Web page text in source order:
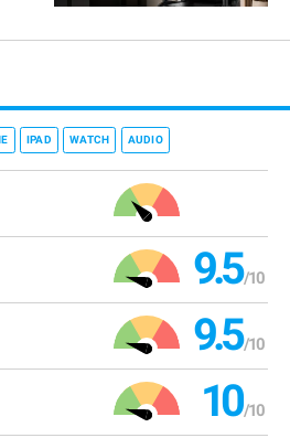
IPAD WATCH AUDIO
9.5
9.5
10